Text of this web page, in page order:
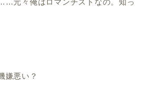
元々俺はロマンチストなの。知っ
悪い？